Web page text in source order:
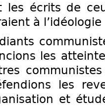
les écrits de
à
les
les
et